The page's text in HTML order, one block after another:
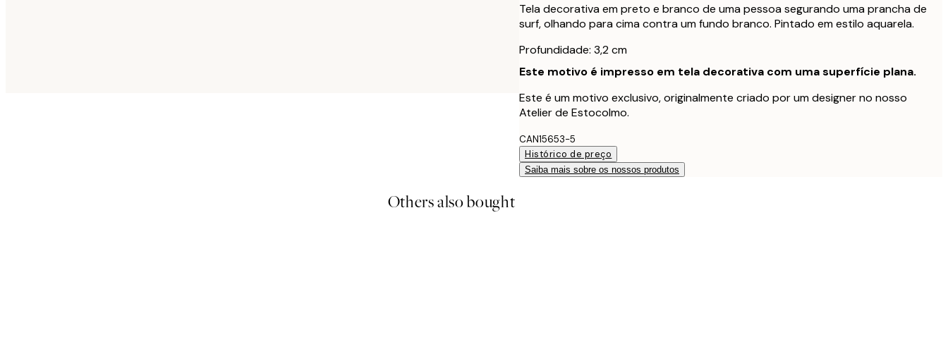
Tela decorativa em preto e branco de uma pessoa segurando uma prancha de
surf, olhando para cima contra um fundo branco. Pintado em estilo aquarela.
Profundidade: 3,2 cm
Este motivo é impresso em tela decorativa com uma superfície plana.
Este é um motivo exclusivo, originalmente criado por um designer no nosso
Atelier de Estocolmo.
CAN15653-5
Histórico de preço
Saiba mais sobre os nossos produtos
Others also bought